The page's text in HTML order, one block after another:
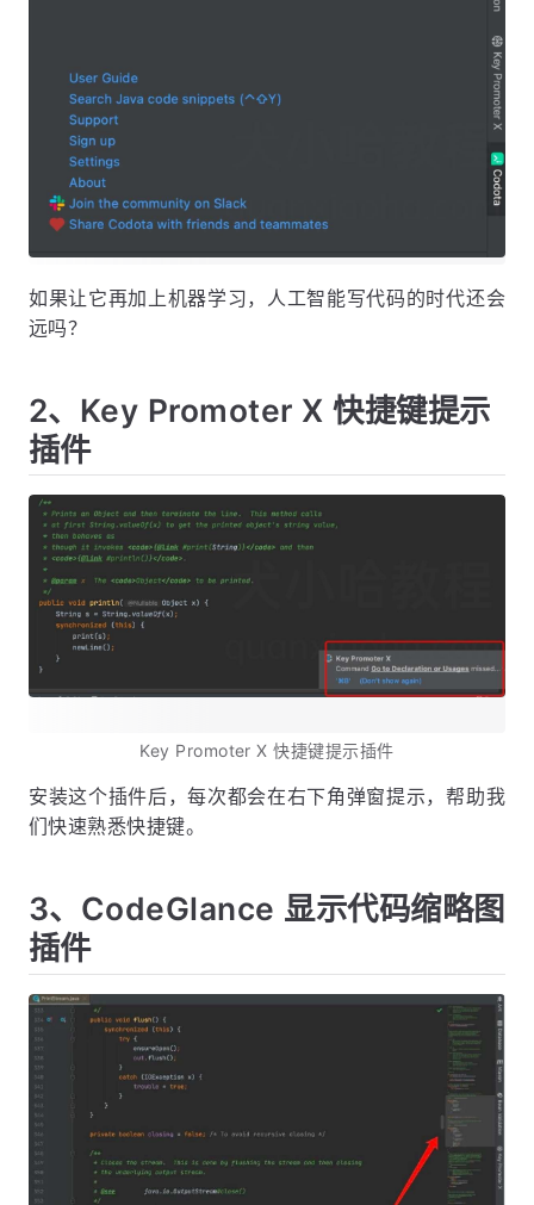
如果让它再加上机器学习，人工智能写代码的时代还会
远吗？
2、Key Promoter X 快捷键提示
插件
Key Promoter X 快捷键提示插件
安装这个插件后，每次都会在右下角弹窗提示，帮助我
们快速熟悉快捷键。
3、CodeGlance 显示代码缩略图
插件